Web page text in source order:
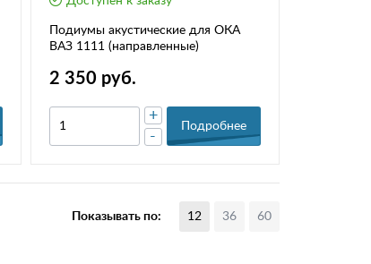
Подиумы акустические для ОКА
ВАЗ 1111 (направленные)
2 350 руб.
-
+
Подробнее
Показывать по: 12 36 60